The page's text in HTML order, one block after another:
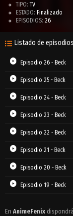
TIPO: TV
ESTADO: Finalizado
EPISODIOS: 26
Listado de episodios
Episodio 26 - Beck
Episodio 25 - Beck
Episodio 24 - Beck
Episodio 23 - Beck
Episodio 22 - Beck
Episodio 21 - Beck
Episodio 20 - Beck
Episodio 19 - Beck
En AnimeFenix